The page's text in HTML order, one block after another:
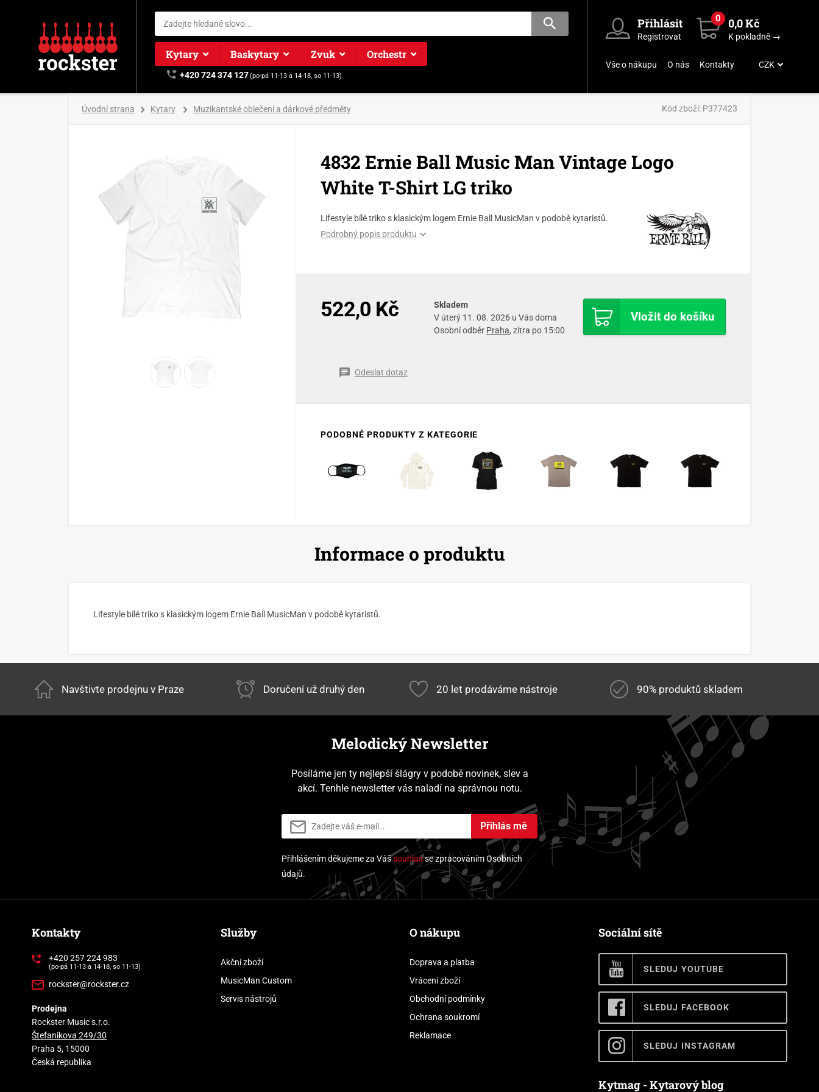
Kytary Baskytary Zvuk Orchestr
+420 724 374 127(po-pá 11-13 a 14-18, so 11-13)
Přihlásit
Registrovat
0 0,0 Kč
K pokladně →
Vše o nákupu O nás Kontakty CZK
Úvodní strana Kytary Muzikantské oblečení a dárkové předměty Kód zboží: P377423
4832 Ernie Ball Music Man Vintage Logo
White T-Shirt LG triko
Lifestyle bílé triko s klasickým logem Ernie Ball MusicMan v podobě kytaristů.
Podrobný popis produktu
522,0 Kč Vložit do košíku
Skladem
V úterý 11. 08. 2026 u Vás doma
Osobní odběr Praha, zítra po 15:00
Odeslat dotaz
PODOBNÉ PRODUKTY Z KATEGORIE
Informace o produktu
Lifestyle bílé triko s klasickým logem Ernie Ball MusicMan v podobě kytaristů.
Navštivte prodejnu v Praze Doručení už druhý den 20 let prodáváme nástroje 90% produktů skladem
Melodický Newsletter
Posíláme jen ty nejlepší šlágry v podobě novinek, slev a
akcí. Tenhle newsletter vás naladí na správnou notu.
Přihlás mě
Přihlášením děkujeme za Vášsouhlasse zpracováním Osobních
údajů.
Kontakty
+420 257 224 983
(po-pá 11-13 a 14-18, so 11-13)
rockster@rockster.cz
Prodejna
Rockster Music s.r.o.
Štefanikova 249/30
Praha 5, 15000
Česká republika
Služby
Akční zboží
MusicMan Custom
Servis nástrojů
O nákupu
Doprava a platba
Vrácení zboží
Obchodní podmínky
Ochrana soukromí
Reklamace
Sociální sítě
SLEDUJ YOUTUBE
SLEDUJ FACEBOOK
SLEDUJ INSTAGRAM
Kytmag - Kytarový blog